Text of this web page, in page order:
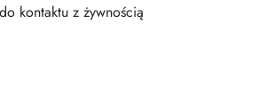
kontaktu z żywnością